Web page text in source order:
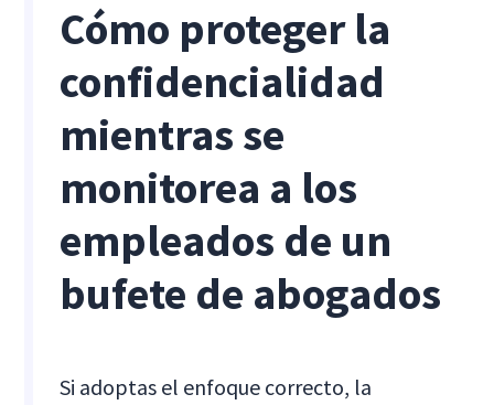
Cómo proteger la
confidencialidad
mientras se
monitorea a los
empleados de un
bufete de abogados
Si adoptas el enfoque correcto, la